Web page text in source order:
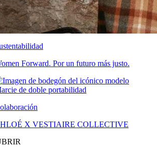
Forward. Por un futuro más justo.
X VESTIAIRE COLLECTIVE